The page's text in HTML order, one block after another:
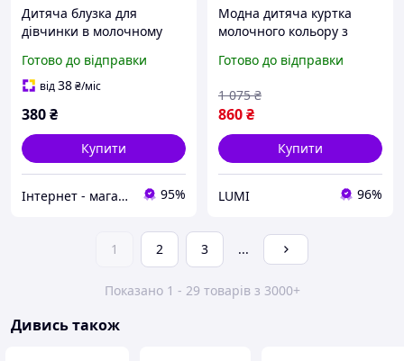
Дитяча блузка для
дівчинки в молочному
мереживом
Готово до відправки
від38₴/міс
380₴
Купити
Інтернет - магазин одягу та взуття Зiрочка 95%
Модна дитяча куртка
молочного кольору з
ведмедиків 90
Готово до відправки
860₴
1 075 ₴
Купити
LUMI 96%
1 2 3 ...
Показано 1 - 29 товарів з 3000+
Дивись також